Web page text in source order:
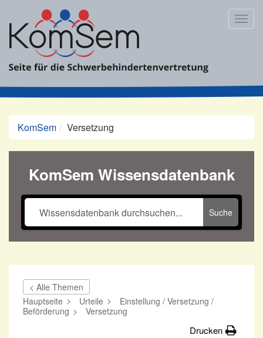
Inhalt
springen
KomSem Versetzung
KomSem Wissensdatenbank
Suche
< Alle Themen
Hauptseite
Urteile
Einstellung / Versetzung /
Beförderung
Versetzung
Drucken